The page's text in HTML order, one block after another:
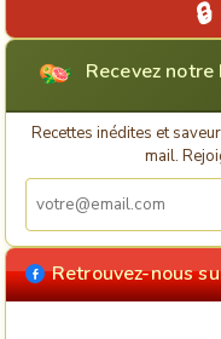
Recevez
Recettes inédites et
mail.
Retrouvez-nous